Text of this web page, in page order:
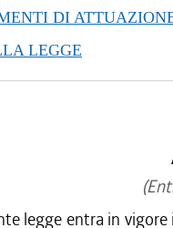
al 08/01/2017
DI
LEGGE
legge entra in